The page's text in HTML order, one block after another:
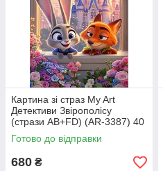
Картина зі страз My Art
Детективи Звірополісу
(стрази AB+FD) (AR-3387) 40
х 60 см (На підрамнику)
Готово до відправки
680 ₴